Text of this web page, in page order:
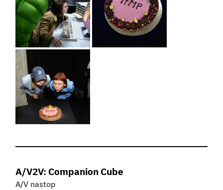
A/V2V: Companion Cube
A/V nastop